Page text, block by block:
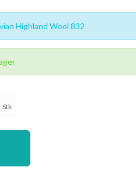
Highland Wool 832
Stk